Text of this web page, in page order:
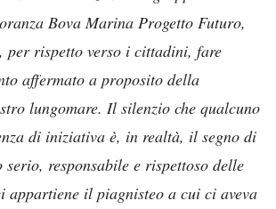
Bova Marina Progetto Futuro,
per rispetto verso i cittadini, fare
affermato a proposito della
lungomare. Il silenzio che qualcuno
di iniziativa è, in realtà, il segno di
serio, responsabile e rispettoso delle
appartiene il piagnisteo a cui ci aveva